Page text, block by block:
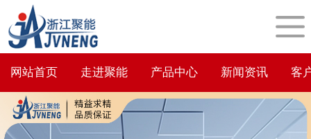
网站首页 走进聚能 产品中心 新闻资讯 客